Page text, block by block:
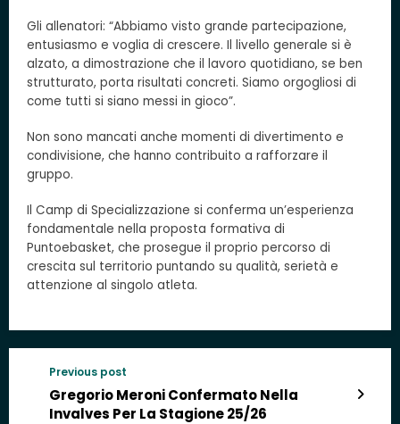
Gli allenatori: “Abbiamo visto grande partecipazione,
entusiasmo e voglia di crescere. Il livello generale si è
alzato, a dimostrazione che il lavoro quotidiano, se ben
strutturato, porta risultati concreti. Siamo orgogliosi di
come tutti si siano messi in gioco”.
Non sono mancati anche momenti di divertimento e
condivisione, che hanno contribuito a rafforzare il
gruppo.
Il Camp di Specializzazione si conferma un’esperienza
fondamentale nella proposta formativa di
Puntoebasket, che prosegue il proprio percorso di
crescita sul territorio puntando su qualità, serietà e
attenzione al singolo atleta.
Previous post
Gregorio Meroni Confermato Nella
Invalves Per La Stagione 25/26